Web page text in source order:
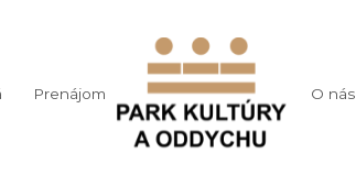
Prenájom O nás